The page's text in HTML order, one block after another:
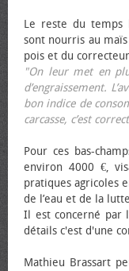
Le reste du temps
sont nourris au
pois et du
"On leur met en
d’engraissement.
bon indice de
carcasse, c’est
Pour ces bas-
environ 4000 €,
pratiques agricoles
de l’eau et de la
Il est concerné par
détails c'est d'une
Mathieu Brassart